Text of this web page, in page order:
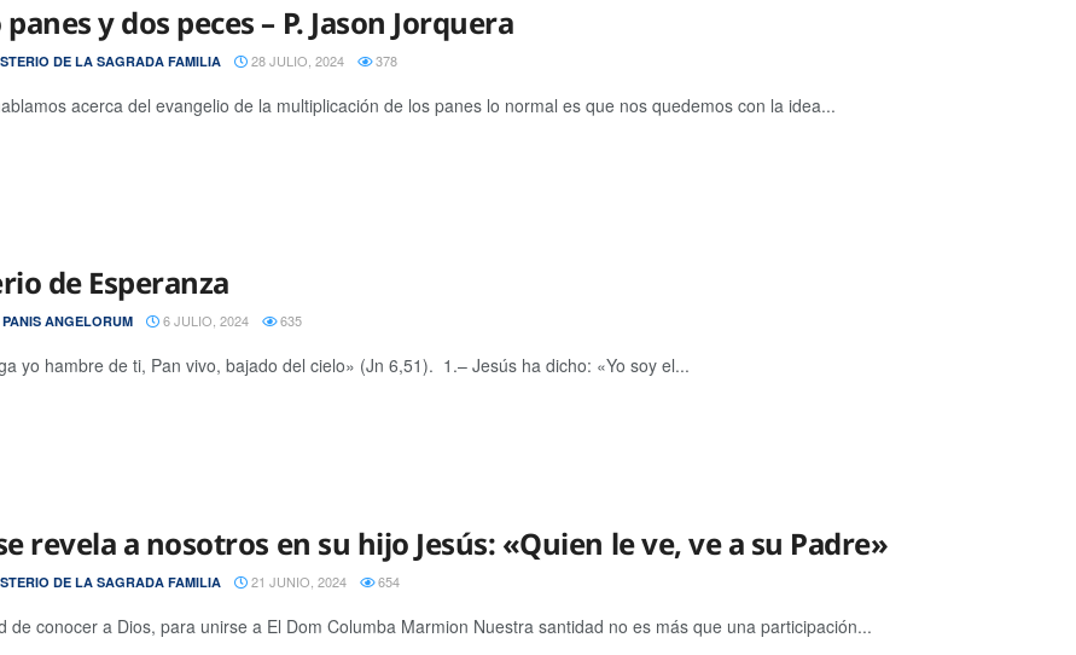
panes y dos peces – P. Jason Jorquera
DE LA SAGRADA FAMILIA 28 JULIO, 2024 378
acerca del evangelio de la multiplicación de los panes lo normal es que nos quedemos con la idea...
de Esperanza
ANGELORUM 6 JULIO, 2024 635
yo hambre de ti, Pan vivo, bajado del cielo» (Jn 6,51). 1.– Jesús ha dicho: «Yo soy el...
revela a nosotros en su hijo Jesús: «Quien le ve, ve a su Padre»
DE LA SAGRADA FAMILIA 21 JUNIO, 2024 654
de conocer a Dios, para unirse a El Dom Columba Marmion Nuestra santidad no es más que una participación...